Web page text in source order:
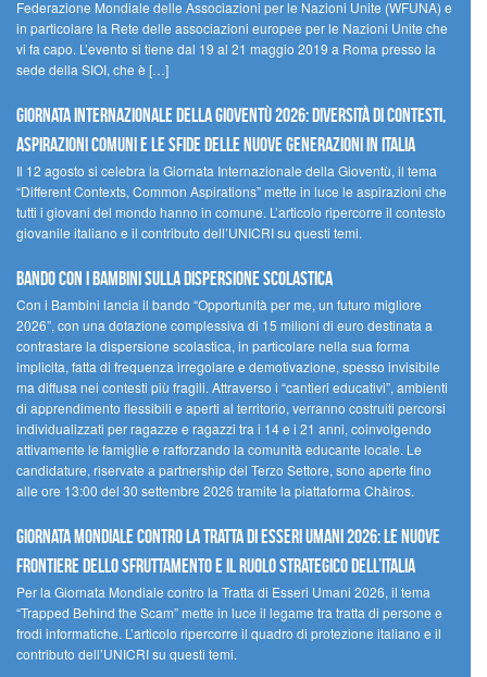
Federazione Mondiale delle Associazioni per le Nazioni Unite (WFUNA) e
in particolare la Rete delle associazioni europee per le Nazioni Unite che
vi fa capo. L’evento si tiene dal 19 al 21 maggio 2019 a Roma presso la
sede della SIOI, che è […]
GIORNATA INTERNAZIONALE DELLA GIOVENTÙ 2026: DIVERSITÀ DI CONTESTI,
ASPIRAZIONI COMUNI E LE SFIDE DELLE NUOVE GENERAZIONI IN ITALIA
Il 12 agosto si celebra la Giornata Internazionale della Gioventù, il tema
“Different Contexts, Common Aspirations” mette in luce le aspirazioni che
tutti i giovani del mondo hanno in comune. L’articolo ripercorre il contesto
giovanile italiano e il contributo dell’UNICRI su questi temi.
Bando Con i Bambini sulla dispersione scolastica
Con i Bambini lancia il bando “Opportunità per me, un futuro migliore
2026”, con una dotazione complessiva di 15 milioni di euro destinata a
contrastare la dispersione scolastica, in particolare nella sua forma
implicita, fatta di frequenza irregolare e demotivazione, spesso invisibile
ma diffusa nei contesti più fragili. Attraverso i “cantieri educativi”, ambienti
di apprendimento flessibili e aperti al territorio, verranno costruiti percorsi
individualizzati per ragazze e ragazzi tra i 14 e i 21 anni, coinvolgendo
attivamente le famiglie e rafforzando la comunità educante locale. Le
candidature, riservate a partnership del Terzo Settore, sono aperte fino
alle ore 13:00 del 30 settembre 2026 tramite la piattaforma Chàiros.
GIORNATA MONDIALE CONTRO LA TRATTA DI ESSERI UMANI 2026: LE NUOVE
FRONTIERE DELLO SFRUTTAMENTO E IL RUOLO STRATEGICO DELL’ITALIA
Per la Giornata Mondiale contro la Tratta di Esseri Umani 2026, il tema
“Trapped Behind the Scam” mette in luce il legame tra tratta di persone e
frodi informatiche. L’articolo ripercorre il quadro di protezione italiano e il
contributo dell’UNICRI su questi temi.